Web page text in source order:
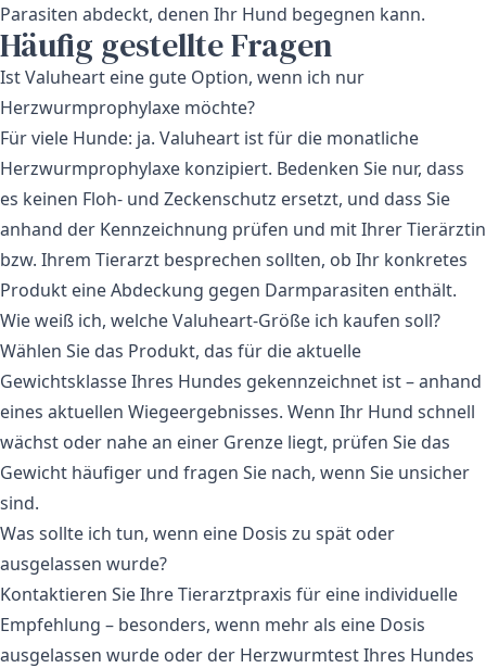
Parasiten abdeckt, denen Ihr Hund begegnen kann.
Häufig gestellte Fragen
Ist Valuheart eine gute Option, wenn ich nur
Herzwurmprophylaxe möchte?
Für viele Hunde: ja. Valuheart ist für die monatliche
Herzwurmprophylaxe konzipiert. Bedenken Sie nur, dass
es keinen Floh- und Zeckenschutz ersetzt, und dass Sie
anhand der Kennzeichnung prüfen und mit Ihrer Tierärztin
bzw. Ihrem Tierarzt besprechen sollten, ob Ihr konkretes
Produkt eine Abdeckung gegen Darmparasiten enthält.
Wie weiß ich, welche Valuheart-Größe ich kaufen soll?
Wählen Sie das Produkt, das für die aktuelle
Gewichtsklasse Ihres Hundes gekennzeichnet ist – anhand
eines aktuellen Wiegeergebnisses. Wenn Ihr Hund schnell
wächst oder nahe an einer Grenze liegt, prüfen Sie das
Gewicht häufiger und fragen Sie nach, wenn Sie unsicher
sind.
Was sollte ich tun, wenn eine Dosis zu spät oder
ausgelassen wurde?
Kontaktieren Sie Ihre Tierarztpraxis für eine individuelle
Empfehlung – besonders, wenn mehr als eine Dosis
ausgelassen wurde oder der Herzwurmtest Ihres Hundes